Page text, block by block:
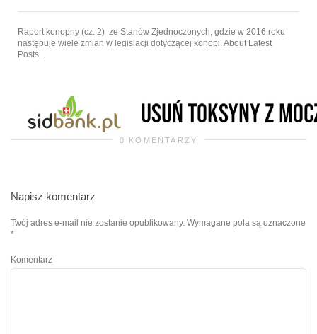
Raport konopny (cz. 2) ze Stanów Zjednoczonych, gdzie w 2016 roku
następuje wiele zmian w legislacji dotyczącej konopi. About Latest
Posts...
0 KOMENTARZY
Napisz komentarz
Twój adres e-mail nie zostanie opublikowany. Wymagane pola są oznaczone
*
Komentarz